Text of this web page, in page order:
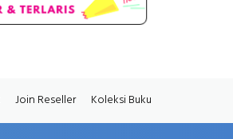
Join Reseller Koleksi Buku